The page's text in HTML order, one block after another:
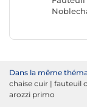
Dans la même
chaise cuir | fauteuil
arozzi primo